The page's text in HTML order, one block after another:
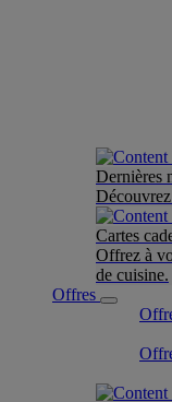
Dernières
Cartes
Offrez à
de cuisine.
Offres